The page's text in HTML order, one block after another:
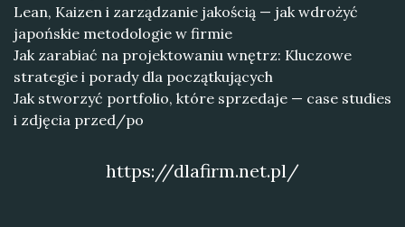
Lean, Kaizen i zarządzanie jakością — jak wdrożyć
japońskie metodologie w firmie
Jak zarabiać na projektowaniu wnętrz: Kluczowe
strategie i porady dla początkujących
Jak stworzyć portfolio, które sprzedaje — case studies
i zdjęcia przed/po
https://dlafirm.net.pl/